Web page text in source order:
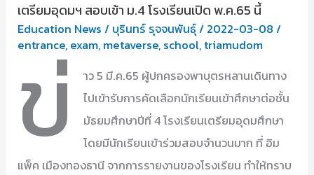
เตรียมอุดมฯ สอบเข้า ม.4 โรงเรียนเปิด พ.ค.65 นี้
Education News / บุรินทร์ รุจจนพันธุ์/ 2022-03-08/
entrance, exam, metaverse, school, triamudom
ข่
าว 5 มี.ค.65 ผู้ปกครองพาบุตรหลานเดินทาง
ไปเข้ารับการคัดเลือกนักเรียนเข้าศึกษาต่อชั้น
มัธยมศึกษาปีที่ 4 โรงเรียนเตรียมอุดมศึกษา
โดยมีนักเรียนเข้าร่วมสอบจำนวนมาก ที่ อิม
แพ็ค เมืองทองธานี จากการรายงานของโรงเรียน ทำให้ทราบ